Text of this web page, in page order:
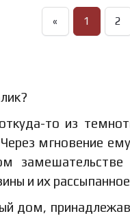
« 1 2
то из
мгновение
и их
дом,